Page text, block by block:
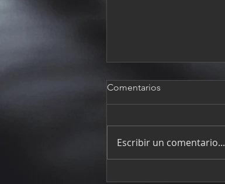
Comentarios
Escribir un comentario...